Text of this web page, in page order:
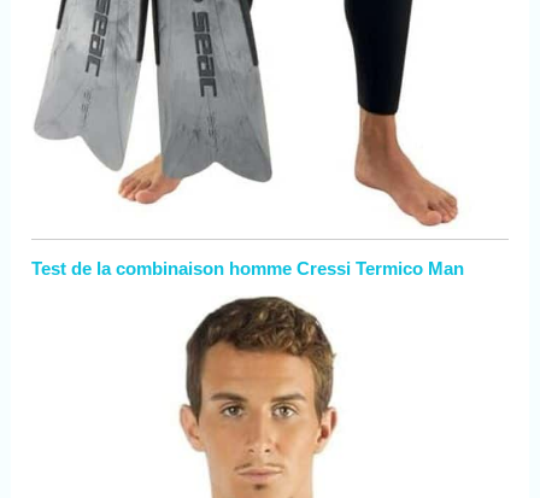
Test de la combinaison homme Cressi Termico Man